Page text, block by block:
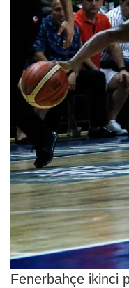
Fenerbahçe ikinci